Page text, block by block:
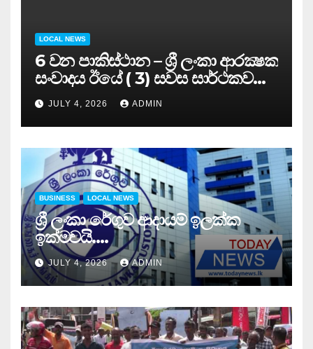
LOCAL NEWS
6 වන පාකිස්ථාන – ශ්‍රී ලංකා ආරක්‍ෂක
සංවාදය ඊයේ ( 3) සවස සාර්ථකව
අවසන් කරයි..
JULY 4, 2026 ADMIN
BUSINESS LOCAL NEWS
ශ්‍රී ලංකා රේගුව ආදායම් ඉලක්ක
ඉක්මවයි….
JULY 4, 2026 ADMIN